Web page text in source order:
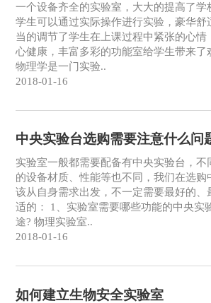
一个设备齐全的实验室，大大的提高了学
学生可以通过实际操作进行实验，豪华舒
当的调节了学生在上课过程中紧张的心情
心健康，丰富多彩的功能室给学生带来了
物理学是一门实验..
2018-01-16
中央实验台选购需要注意什么问
实验室一般都需要配备有中央实验台，不
的设备材质、性能等也不同，我们在选购
该从自身需求出发，不一定需要最好的、
适的： 1、实验室需要哪些功能的中央实
途? 物理实验室..
2018-01-16
如何建立生物安全实验室